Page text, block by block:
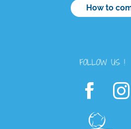
How to
FOLLOW US !